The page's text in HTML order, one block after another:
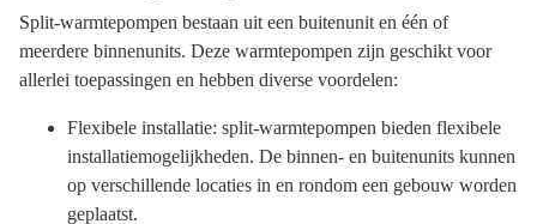
Split-warmtepompen bestaan uit een buitenunit en één of
meerdere binnenunits. Deze warmtepompen zijn geschikt voor
allerlei toepassingen en hebben diverse voordelen:
Flexibele installatie: split-warmtepompen bieden flexibele
installatiemogelijkheden. De binnen- en buitenunits kunnen
op verschillende locaties in en rondom een gebouw worden
geplaatst.